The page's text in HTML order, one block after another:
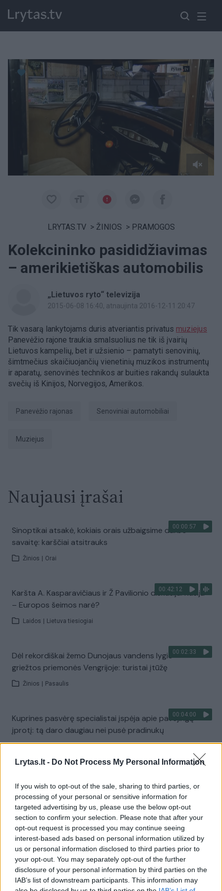
Lrytas.lt - Do Not Process My Personal Information
If you wish to opt-out of the sale, sharing to third parties, or
processing of your personal or sensitive information for
targeted advertising by us, please use the below opt-out
section to confirm your selection. Please note that after your
opt-out request is processed you may continue seeing
interest-based ads based on personal information utilized by
us or personal information disclosed to third parties prior to
your opt-out. You may separately opt-out of the further
disclosure of your personal information by third parties on the
IAB’s list of downstream participants. This information may
Paremkite Ukrainą
LRYTAS.TV > ŽINIOS > PRAMOGOS
Kolekcininko pasididžiavimas
– amerikietiškas automobilis
„Lietuvos ryto“ televizija
2015-06-08 16:40, atnaujinta 2016-12-11 20:47
Tik vasarą lankytojams duris atveriantis privatus muziejus
Panevėžio rajone traukia smalsuolius ne tik iš įvairių
Lietuvos kampelių, bet ir užsienio – pamatyti senovinių,
šimtmečius skaičiuojančių vienetinių muzikos instrumentų
ir aparatų, senovinės technikos ar buities rakandų sulaukta
svečių iš Kinijos, Norvegijos, Amerikos.
Panevėžio rajonas senoviniai automobiliai
muziejus
Naujausi įrašai
00:00:57
Sinoptikai atsakė, kokiais orais užbaigsime darbo
savaitę: karščiai atsitrauks
Žinios Orai
00:42:12
Karšta A. Kasparavičiaus ir Ž Pavilionio diskusija: Rusija
– Europos šeimos narė?
Laidos Lietuva tiesiogiai
00:02:33
Dėl rekordiškai žemo Dunojaus vandens lygio –
griežtos priemonės Vengrijoje: turistai įtūžę
Žinios Pasaulis
00:04:00
Kuprines pasvėrę specialistai įspėja apie pavojingą
įprotį: tą daro daugiau nei pusė pradinukų
Žiūrimiausi įrašai
00:00:30
Vaizdai iš tragiškos avarijos Vilniaus r.: dviejų moterų ir
vaiko gyvybių išgelbėti nepavyko